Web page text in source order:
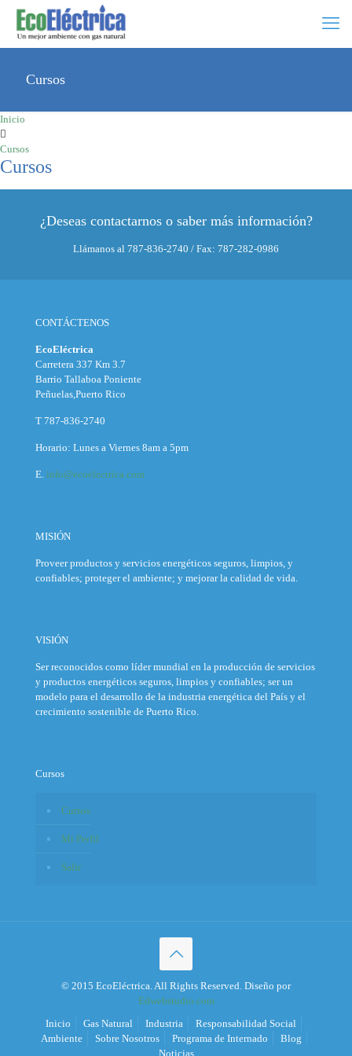
Cursos
Inicio
Cursos
Cursos
¿Deseas contactarnos o saber más información?
Llámanos al 787-836-2740 / Fax: 787-282-0986
CONTÁCTENOS
EcoEléctrica
Carretera 337 Km 3.7
Barrio Tallaboa Poniente
Peñuelas,Puerto Rico
T 787-836-2740
Horario: Lunes a Viernes 8am a 5pm
E. info@ecoelectrica.com
MISIÓN
Proveer productos y servicios energéticos seguros, limpios, y
confiables; proteger el ambiente; y mejorar la calidad de vida.
VISIÓN
Ser reconocidos como líder mundial en la producción de servicios
y productos energéticos seguros, limpios y confiables; ser un
modelo para el desarrollo de la industria energética del País y el
crecimiento sostenible de Puerto Rico.
Cursos
Cursos
Mi Perfil
Salir
© 2015 EcoEléctrica. All Rights Reserved. Diseño por
Edwebstudio.com
Inicio
Gas Natural Industria
Responsabilidad Social
Ambiente
Sobre Nosotros Programa de Internado
Blog
Noticias